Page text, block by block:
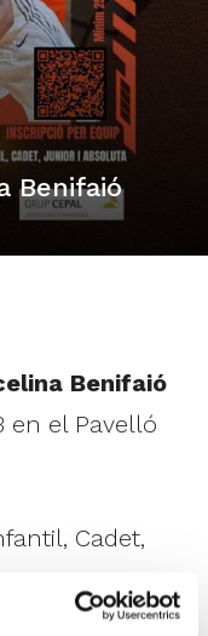
Benifaió
Benifaió
en el Pavelló
Cadet,